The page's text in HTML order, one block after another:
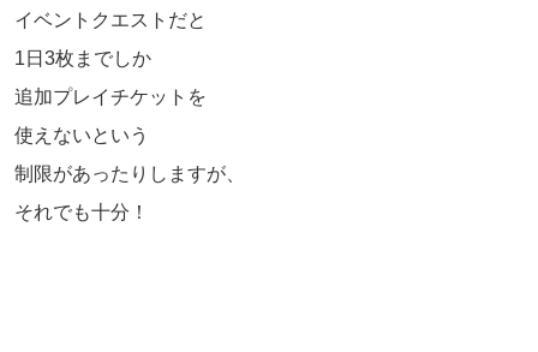
イベントクエストだと
1日3枚までしか
追加プレイチケットを
使えないという
制限があったりしますが、
それでも十分！